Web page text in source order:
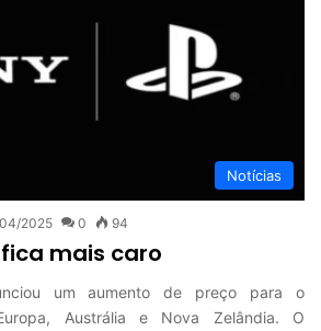
Notícias
2025 0 94
mais caro
um aumento de preço para o
Austrália e Nova Zelândia. O